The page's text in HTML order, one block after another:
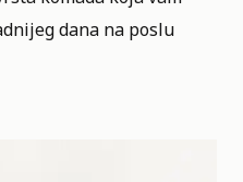
dana na poslu